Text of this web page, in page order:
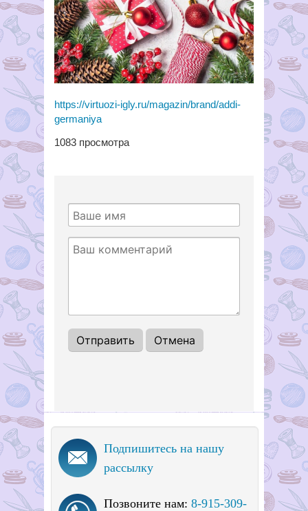
https://virtuozi-igly.ru/magazin/brand/addi-
germaniya
1083 просмотра
Подпишитесь на нашу
рассылку
Позвоните нам: 8-915-309-